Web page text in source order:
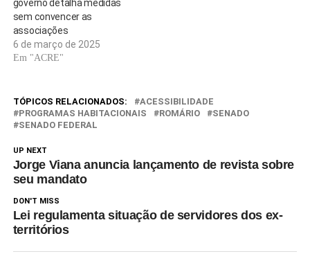
governo detalha medidas
sem convencer as
associações
6 de março de 2025
Em "ACRE"
TÓPICOS RELACIONADOS:
ACESSIBILIDADE
PROGRAMAS HABITACIONAIS
ROMÁRIO
SENADO
SENADO FEDERAL
UP NEXT
Jorge Viana anuncia lançamento de revista sobre
seu mandato
DON'T MISS
Lei regulamenta situação de servidores dos ex-
territórios